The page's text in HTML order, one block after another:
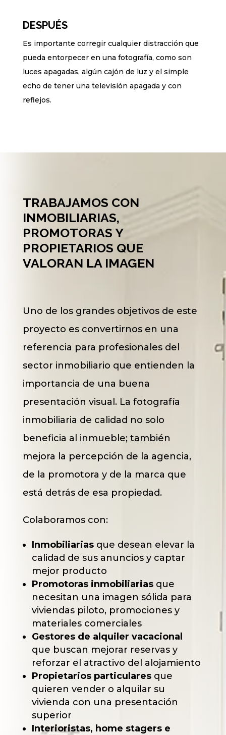
DESPUÉS
Es importante corregir cualquier distracción que
pueda entorpecer en una fotografía, como son
luces apagadas, algún cajón de luz y el simple
echo de tener una televisión apagada y con
reflejos.
TRABAJAMOS CON
INMOBILIARIAS,
PROMOTORAS Y
PROPIETARIOS QUE
VALORAN LA IMAGEN
Uno de los grandes objetivos de este
proyecto es convertirnos en una
referencia para profesionales del
sector inmobiliario que entienden la
importancia de una buena
presentación visual. La fotografía
inmobiliaria de calidad no solo
beneficia al inmueble; también
mejora la percepción de la agencia,
de la promotora y de la marca que
está detrás de esa propiedad.
Colaboramos con:
Inmobiliariasque desean elevar la
calidad de sus anuncios y captar
mejor producto
Promotoras inmobiliariasque
necesitan una imagen sólida para
viviendas piloto, promociones y
materiales comerciales
Gestores de alquiler vacacional
que buscan mejorar reservas y
reforzar el atractivo del alojamiento
Propietarios particularesque
quieren vender o alquilar su
vivienda con una presentación
superior
Interioristas, home stagers e